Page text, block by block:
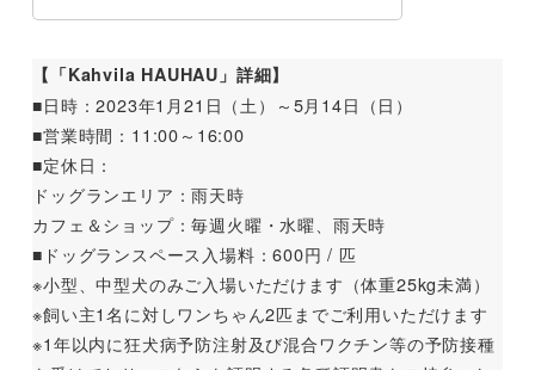
【「Kahvila HAUHAU」詳細】
■日時：2023年1月21日（土）～5月14日（日）
■営業時間：11:00～16:00
■定休日：
ドッグランエリア：雨天時
カフェ＆ショップ：毎週火曜・水曜、雨天時
■ドッグランスペース入場料：600円 / 匹
※小型、中型犬のみご入場いただけます（体重25kg未満）
※飼い主1名に対しワンちゃん2匹までご利用いただけます
※1年以内に狂犬病予防注射及び混合ワクチン等の予防接種